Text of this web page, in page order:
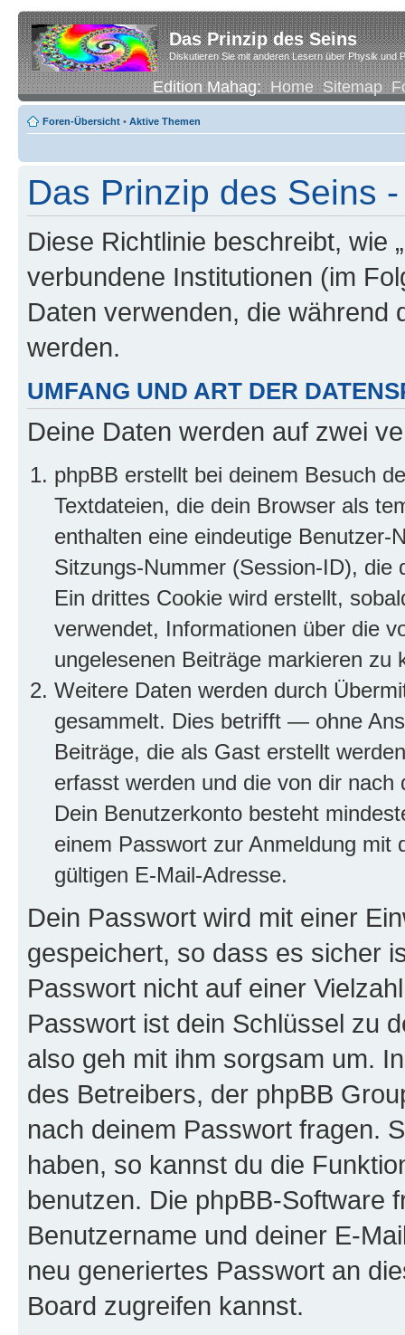
Das Prinzip des Seins
Diskutieren Sie mit anderen Lesern über Physik und
Edition Mahag:Home Sitemap
Foren-Übersicht • Aktive Themen
Das Prinzip des Seins
Diese Richtlinie beschreibt, wie
verbundene Institutionen (im
Daten verwenden, die während
werden.
UMFANG UND ART DER
Deine Daten werden auf zwei
phpBB erstellt bei deinem Besuch
Textdateien, die dein Browser als
enthalten eine eindeutige
Sitzungs-Nummer (Session-ID), die
Ein drittes Cookie wird erstellt,
verwendet, Informationen über die
ungelesenen Beiträge markieren zu
Weitere Daten werden durch
gesammelt. Dies betrifft — ohne
Beiträge, die als Gast erstellt
erfasst werden und die von dir
Dein Benutzerkonto besteht
einem Passwort zur Anmeldung mit
gültigen E-Mail-Adresse.
Dein Passwort wird mit einer
gespeichert, so dass es sicher
Passwort nicht auf einer
Passwort ist dein Schlüssel zu
also geh mit ihm sorgsam um.
des Betreibers, der phpBB
nach deinem Passwort fragen.
haben, so kannst du die
benutzen. Die phpBB-Software
Benutzername und deiner E-
neu generiertes Passwort an
Board zugreifen kannst.